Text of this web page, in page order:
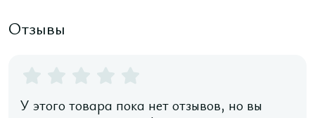
Отзывы
У этого товара пока нет отзывов, но вы